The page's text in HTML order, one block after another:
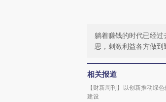
躺着赚钱的时代已经过
思，刺激利益各方做
相关报道
【财新周刊】以创新推动绿
建设